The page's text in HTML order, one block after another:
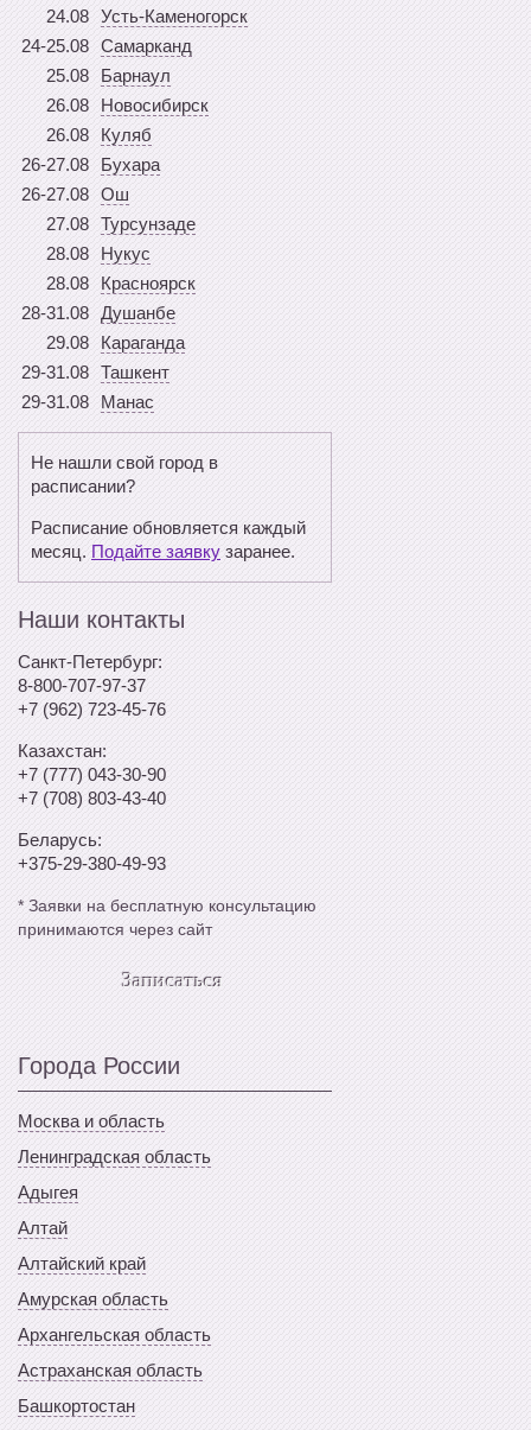
24.08 Усть-Каменогорск
24-25.08 Самарканд
25.08
Барнаул
26.08
Новосибирск
26.08
Куляб
26-27.08
Бухара
26-27.08 Ош
27.08 Турсунзаде
28.08
Нукус
28.08
Красноярск
28-31.08 Душанбе
29.08
Караганда
29-31.08 Ташкент
29-31.08
Манас
Не нашли свой город в
расписании?
Расписание обновляется каждый
месяц. Подайте заявку заранее.
Наши контакты
Санкт-Петербург:
8-800-707-97-37
+7 (962) 723-45-76
Казахстан:
+7 (777) 043-30-90
+7 (708) 803-43-40
Беларусь:
+375-29-380-49-93
*Заявки на бесплатную консультацию
принимаются через сайт
Записаться
Города России
Москва и область
Ленинградская область
Адыгея
Алтай
Алтайский край
Амурская область
Архангельская область
Астраханская область
Башкортостан